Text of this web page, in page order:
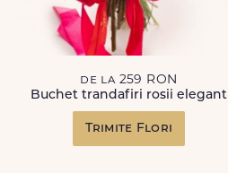
de la 259 RON
Buchet trandafiri rosii elegant
Trimite Flori